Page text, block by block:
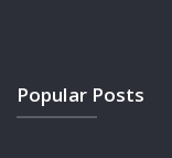
Popular Posts